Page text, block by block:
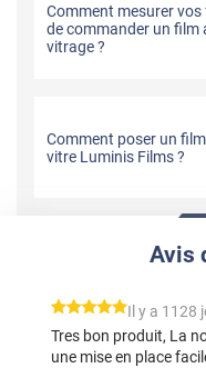
Comment mesurer
de commander un film
vitrage ?
Comment poser un
vitre Luminis Films ?
Avis
*****
Il y a 1128
Tres bon produit, La
une mise en place